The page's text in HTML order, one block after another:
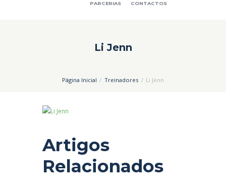
PARCERIAS CONTACTOS
Li Jenn
Página Inicial Treinadores Li Jenn
Artigos
Relacionados